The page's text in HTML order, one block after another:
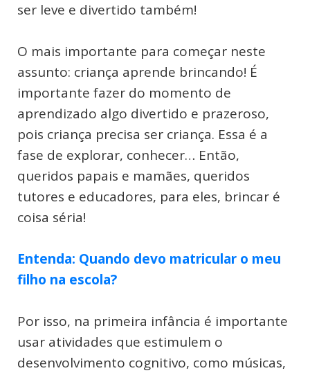
ser leve e divertido também!
O mais importante para começar neste
assunto: criança aprende brincando! É
importante fazer do momento de
aprendizado algo divertido e prazeroso,
pois criança precisa ser criança. Essa é a
fase de explorar, conhecer… Então,
queridos papais e mamães, queridos
tutores e educadores, para eles, brincar é
coisa séria!
Entenda: Quando devo matricular o meu
filho na escola?
Por isso, na primeira infância é importante
usar atividades que estimulem o
desenvolvimento cognitivo, como músicas,